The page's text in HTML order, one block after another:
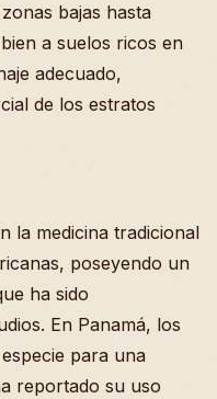
bajas hasta
a suelos ricos en
adecuado,
de los estratos
la medicina tradicional
poseyendo un
ha sido
En Panamá, los
para una
reportado su uso